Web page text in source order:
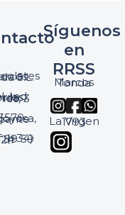
Tonda S.L.
Ptda. Torres, 3
Alicante
Telf: (+34) 965 89 59 24
Síguenos
en
RRSS
Marcos Tonda
La Virgen 1793